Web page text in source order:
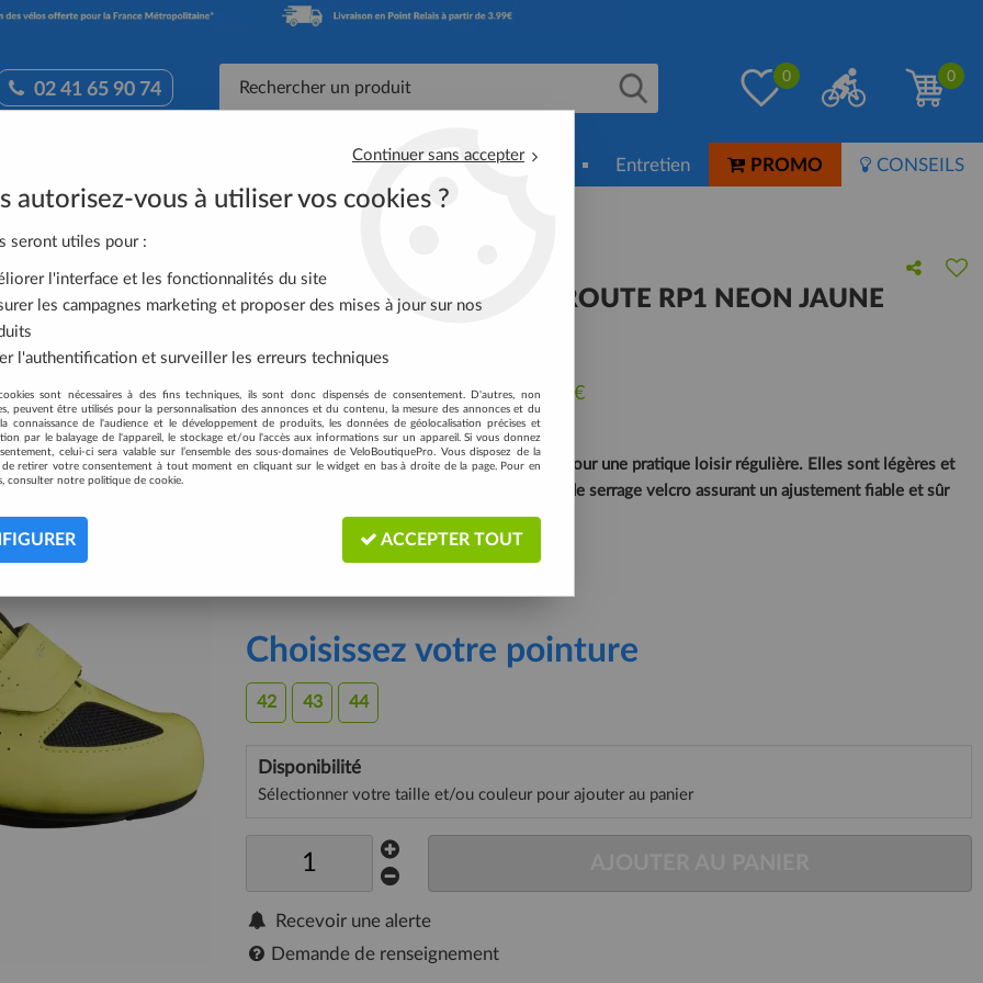
02 41 65 90 74
0 0
Équipement Cycliste Nutrition-Soin Entretien PROMO CONSEILS
SHIMANO Route RP1 Neon Jaune
CHAUSSURES SHIMANO ROUTE RP1 NEON JAUNE
49, 98 €TTC au lieu de 99,95 €
Réf. :ESHRP1J
Les chaussures SHIMANO RP1 sont idéales pour une pratique loisir régulière. Elles sont légères et
confortables, et sont dotées de deux bandes de serrage velcro assurant un ajustement fiable et sûr
ainsi qu'un soutien ferme au pédalage.
Choisissez votre pointure
42 43 44
Disponibilité
Sélectionner votre taille et/ou couleur pour ajouter au panier
Recevoir une alerte
Demande de renseignement
Continuer sans accepter
autorisez-vous à utiliser vos cookies ?
seront utiles pour :
l'interface et les fonctionnalités du site
les campagnes marketing et proposer des mises à jour sur nos
l'authentification et surveiller les erreurs techniques
sont nécessaires à des fins techniques, ils sont donc dispensés de consentement. D'autres, non
peuvent être utilisés pour la personnalisation des annonces et du contenu, la mesure des annonces et du
connaissance de l'audience et le développement de produits, les données de géolocalisation précises et
par le balayage de l'appareil, le stockage et/ou l'accès aux informations sur un appareil. Si vous donnez
celui-ci sera valable sur l’ensemble des sous-domaines de VeloBoutiquePro. Vous disposez de la
de retirer votre consentement à tout moment en cliquant sur le widget en bas à droite de la page. Pour en
consulter notre politique de cookie.
ACCEPTER TOUT